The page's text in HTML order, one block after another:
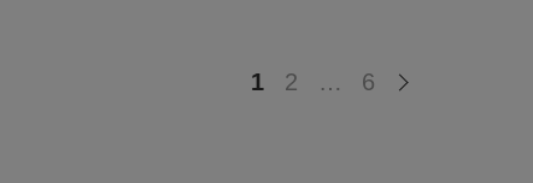
1 2 … 6